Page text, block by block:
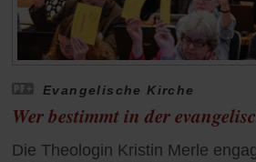
Evangelische Kirche
Wer bestimmt in der
Die Theologin Kristin Merle